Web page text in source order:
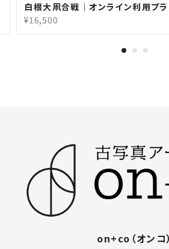
白根大凧合戦｜オンライン利用プラ
¥16,500
on+co（オンコ）